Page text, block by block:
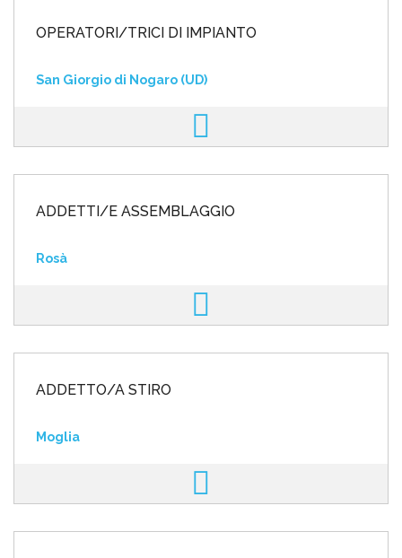
OPERATORI/TRICI DI IMPIANTO
San Giorgio di Nogaro (UD)
ADDETTI/E ASSEMBLAGGIO
Rosà
ADDETTO/A STIRO
Moglia